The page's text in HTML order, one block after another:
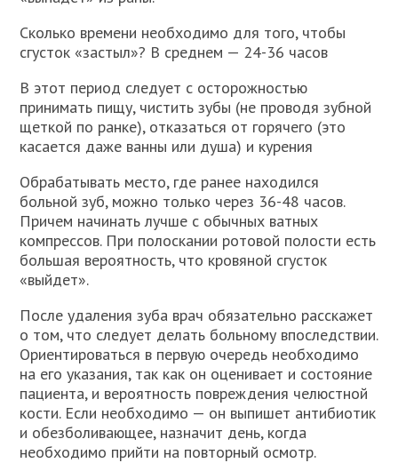
Сколько времени необходимо для того, чтобы
сгусток «застыл»? В среднем — 24-36 часов
В этот период следует с осторожностью
принимать пищу, чистить зубы (не проводя зубной
щеткой по ранке), отказаться от горячего (это
касается даже ванны или душа) и курения
Обрабатывать место, где ранее находился
больной зуб, можно только через 36-48 часов.
Причем начинать лучше с обычных ватных
компрессов. При полоскании ротовой полости есть
большая вероятность, что кровяной сгусток
«выйдет».
После удаления зуба врач обязательно расскажет
о том, что следует делать больному впоследствии.
Ориентироваться в первую очередь необходимо
на его указания, так как он оценивает и состояние
пациента, и вероятность повреждения челюстной
кости. Если необходимо — он выпишет антибиотик
и обезболивающее, назначит день, когда
необходимо прийти на повторный осмотр.